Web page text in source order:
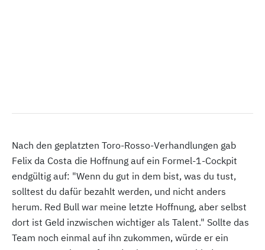
Nach den geplatzten Toro-Rosso-Verhandlungen gab
Felix da Costa die Hoffnung auf ein Formel-1-Cockpit
endgültig auf: "Wenn du gut in dem bist, was du tust,
solltest du dafür bezahlt werden, und nicht anders
herum. Red Bull war meine letzte Hoffnung, aber selbst
dort ist Geld inzwischen wichtiger als Talent." Sollte das
Team noch einmal auf ihn zukommen, würde er ein